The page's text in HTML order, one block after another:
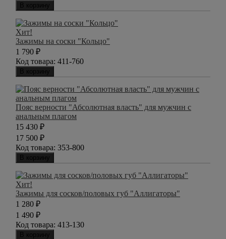
В корзину
Хит!
Зажимы на соски "Кольцо"
1 790 ₽
Код товара: 411-760
В корзину
Пояс верности "Абсолютная власть" для мужчин с
анальным плагом
15 430 ₽
17 500 ₽
Код товара: 353-800
В корзину
Хит!
Зажимы для сосков/половых губ "Аллигаторы"
1 280 ₽
1 490 ₽
Код товара: 413-130
В корзину